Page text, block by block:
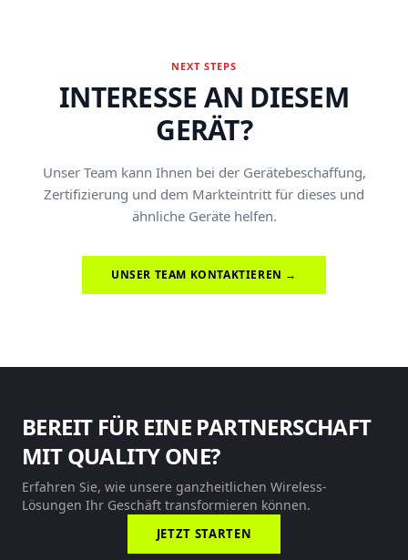
NEXT STEPS
INTERESSE AN DIESEM
GERÄT?
Unser Team kann Ihnen bei der Gerätebeschaffung,
Zertifizierung und dem Markteintritt für dieses und
ähnliche Geräte helfen.
UNSER TEAM KONTAKTIEREN →
BEREIT FÜR EINE PARTNERSCHAFT
MIT QUALITY ONE?
Erfahren Sie, wie unsere ganzheitlichen Wireless-
Lösungen Ihr Geschäft transformieren können.
JETZT STARTEN